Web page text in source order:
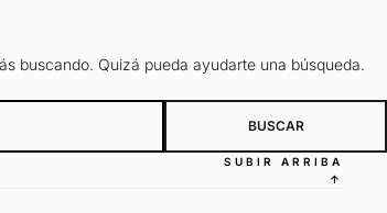
buscando. Quizá pueda ayudarte una búsqueda.
SUBIR ARRIBA
↑